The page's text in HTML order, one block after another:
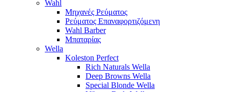
Wahl
Μηχανές Ρεύματος
Ρεύματος Επαναφορτιζόμενη
Wahl Barber
Μπαταρίας
Wella
Koleston Perfect
Rich Naturals Wella
Deep Browns Wella
Special Blonde Wella